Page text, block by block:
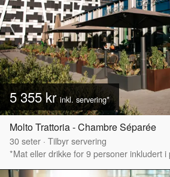
5 355 krinkl. servering*
Molto Trattoria - Chambre Séparée
30seter · Tilbyr servering
*Mat eller drikke for 9 personer inkludert i